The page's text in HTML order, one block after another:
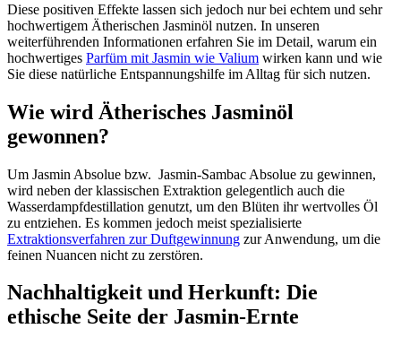
Diese positiven Effekte lassen sich jedoch nur bei echtem und sehr
hochwertigem Ätherischen Jasminöl nutzen. In unseren
weiterführenden Informationen erfahren Sie im Detail, warum ein
hochwertiges Parfüm mit Jasmin wie Valium wirken kann und wie
Sie diese natürliche Entspannungshilfe im Alltag für sich nutzen.
Wie wird Ätherisches Jasminöl
gewonnen?
Um Jasmin Absolue bzw. Jasmin-Sambac Absolue zu gewinnen,
wird neben der klassischen Extraktion gelegentlich auch die
Wasserdampfdestillation genutzt, um den Blüten ihr wertvolles Öl
zu entziehen. Es kommen jedoch meist spezialisierte
Extraktionsverfahren zur Duftgewinnung zur Anwendung, um die
feinen Nuancen nicht zu zerstören.
Nachhaltigkeit und Herkunft: Die
ethische Seite der Jasmin-Ernte